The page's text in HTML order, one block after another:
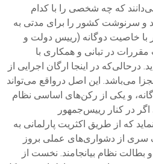
که چه شخصی را با کدام
و سرنوشت کشور را برای مدتی به
با خاصیت دوگانه (رییس دولت و
در تبانی و همکاری با
در اینجا ارگان اجرایی از
می‌باشد. این اصل درواقع می‌تواند
و یکی از رکن‌های اساسی نظام
در کنار رییس‌جمهور
که از طریق اکثریت پارلمانی به
از دشواری‌های عملی بروز
بطالت نظام بیانجامند. نخست از